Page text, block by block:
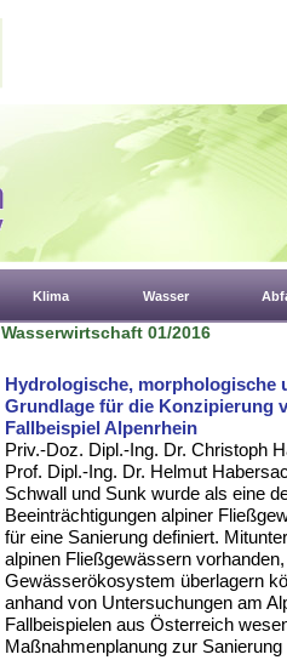
Klima Wasser
Wasserwirtschaft 01/2016
Hydrologische, morphologische
Grundlage für die Konzipierung
Fallbeispiel Alpenrhein
Priv.-Doz. Dipl.-Ing. Dr. Christoph
Prof. Dipl.-Ing. Dr. Helmut
Schwall und Sunk wurde als eine
Beeinträchtigungen alpiner
für eine Sanierung definiert.
alpinen Fließgewässern
Gewässerökosystem überlagern
anhand von Untersuchungen am
Fallbeispielen aus Österreich
Maßnahmenplanung zur